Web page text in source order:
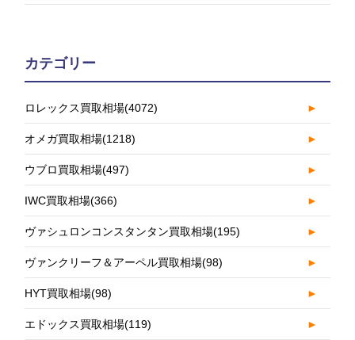
カテゴリー
ロレックス買取相場(4072) ►
オメガ買取相場(1218) ►
ウブロ買取相場(497) ►
IWC買取相場(366) ►
ヴァシュロンコンスタンタン買取相場(195) ►
ヴァンクリーフ＆アーペル買取相場(98) ►
HYT買取相場(98) ►
エドックス買取相場(119) ►